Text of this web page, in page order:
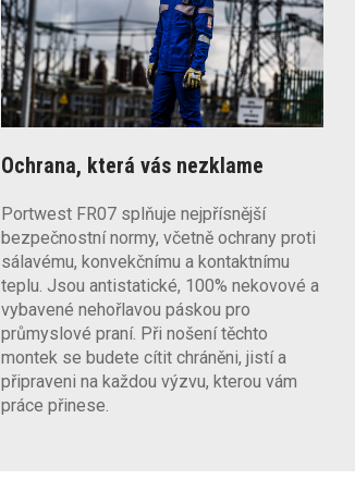
Ochrana, která vás nezklame
Portwest FR07 splňuje nejpřísnější
bezpečnostní normy, včetně ochrany proti
sálavému, konvekčnímu a kontaktnímu
teplu. Jsou antistatické, 100% nekovové a
vybavené nehořlavou páskou pro
průmyslové praní. Při nošení těchto
montek se budete cítit chráněni, jistí a
připraveni na každou výzvu, kterou vám
práce přinese.